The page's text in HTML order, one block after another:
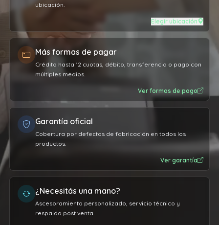
ubicación.
Elegir ubicación
Más formas de pagar
Crédito hasta 12 cuotas, débito, transferencia o pago con
múltiples medios.
Ver formas de pago
Garantía oficial
Cobertura por defectos de fabricación en todos los
productos.
Ver garantía
¿Necesitás una mano?
Ascesoramiento personalizado, servicio técnico y
respaldo post venta.